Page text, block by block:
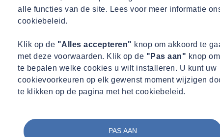
alle functies van de site. Lees voor meer informatie
cookiebeleid.
Klik op de "Alles accepteren" knop om akkoord te
met deze voorwaarden. Klik op de "Pas aan" knop om
te bepalen welke cookies u wilt installeren. U kunt uw
cookievoorkeuren op elk gewenst moment wijzigen
te klikken op de pagina met het cookiebeleid.
PAS AAN